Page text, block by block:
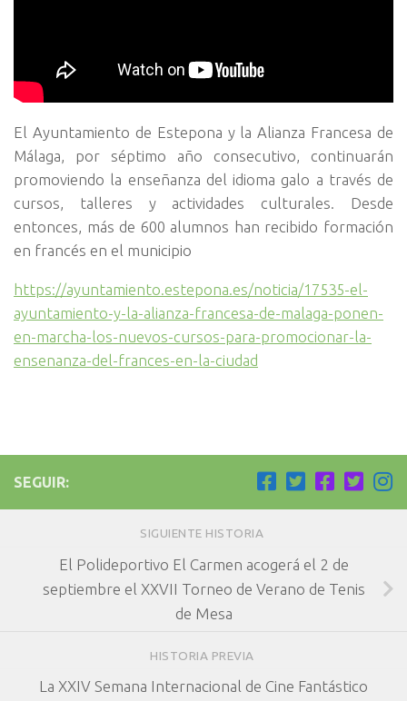
El Ayuntamiento de Estepona y la Alianza Francesa de
Málaga, por séptimo año consecutivo, continuarán
promoviendo la enseñanza del idioma galo a través de
cursos, talleres y actividades culturales. Desde
entonces, más de 600 alumnos han recibido formación
en francés en el municipio
https://ayuntamiento.estepona.es/noticia/17535-el-
ayuntamiento-y-la-alianza-francesa-de-malaga-ponen-
en-marcha-los-nuevos-cursos-para-promocionar-la-
ensenanza-del-frances-en-la-ciudad
SEGUIR:
SIGUIENTE HISTORIA
El Polideportivo El Carmen acogerá el 2 de
septiembre el XXVII Torneo de Verano de Tenis
de Mesa
HISTORIA PREVIA
La XXIV Semana Internacional de Cine Fantástico